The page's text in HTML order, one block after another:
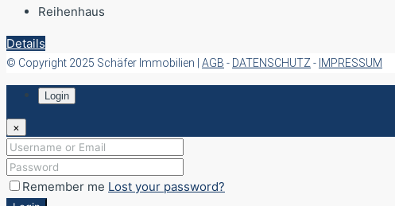
Reihenhaus
Details
© Copyright 2025 Schäfer Immobilien | AGB - DATENSCHUTZ - IMPRESSUM
Login
×
Remember me Lost your password?